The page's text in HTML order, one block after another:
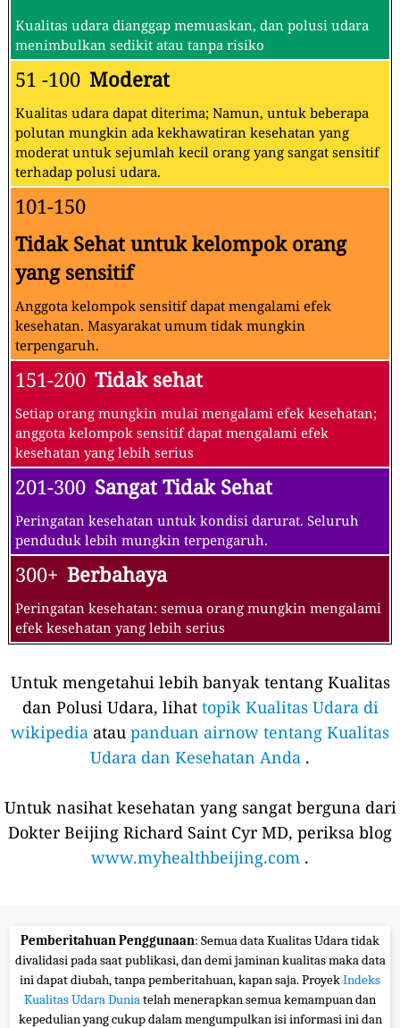
Kualitas udara dianggap memuaskan, dan polusi udara
menimbulkan sedikit atau tanpa risiko
51 -100 Moderat
Kualitas udara dapat diterima; Namun, untuk beberapa
polutan mungkin ada kekhawatiran kesehatan yang
moderat untuk sejumlah kecil orang yang sangat sensitif
terhadap polusi udara.
101-150
Tidak Sehat untuk kelompok orang
yang sensitif
Anggota kelompok sensitif dapat mengalami efek
kesehatan. Masyarakat umum tidak mungkin
terpengaruh.
151-200 Tidak sehat
Setiap orang mungkin mulai mengalami efek kesehatan;
anggota kelompok sensitif dapat mengalami efek
kesehatan yang lebih serius
201-300 Sangat Tidak Sehat
Peringatan kesehatan untuk kondisi darurat. Seluruh
penduduk lebih mungkin terpengaruh.
300+ Berbahaya
Peringatan kesehatan: semua orang mungkin mengalami
efek kesehatan yang lebih serius
Untuk mengetahui lebih banyak tentang Kualitas
dan Polusi Udara, lihat topik Kualitas Udara di
wikipedia atau panduan airnow tentang Kualitas
Udara dan Kesehatan Anda .
Untuk nasihat kesehatan yang sangat berguna dari
Dokter Beijing Richard Saint Cyr MD, periksa blog
www.myhealthbeijing.com .
Pemberitahuan Penggunaan: Semua data Kualitas Udara tidak
divalidasi pada saat publikasi, dan demi jaminan kualitas maka data
ini dapat diubah, tanpa pemberitahuan, kapan saja. ProyekIndeks
Kualitas Udara Duniatelah menerapkan semua kemampuan dan
kepedulian yang cukup dalam mengumpulkan isi informasi ini dan